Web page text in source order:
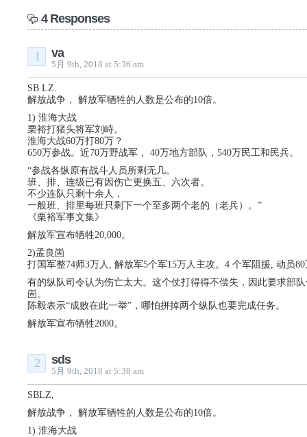
4 Responses
va
5月 9th, 2018 at 5:36 am
1
SB LZ.
解放战争， 解放军牺牲的人数是公布的10倍。
1) 淮海大战
栗裕打猪头将军刘峙。
淮海大战60万打80万？
650万参战。近70万野战军， 40万地方部队，540万民工和民兵。
“参战各纵原有战斗人员所剩无几。
班、排、连级已有因伤亡更换五、六次者。
不少连队只剩十余人，
一般班、排里每班只剩下一个至多两个老的（老兵）。”
《栗裕军事文集》
解放军宣布牺牲20,000。
2)孟良崮
打国军整74师3万人, 解放军5个军15万人主攻。4 个军阻援, 动员
有的纵队司令认为伤亡太大。这个仗打得得不偿失，因此要求部
崮。
陈毅表示“成败在此一举”，哪怕拼掉两个纵队也要完成任务。
解放军宣布牺牲2000。
sds
5月 9th, 2018 at 5:38 am
2
SBLZ,
解放战争， 解放军牺牲的人数是公布的10倍。
1) 淮海大战